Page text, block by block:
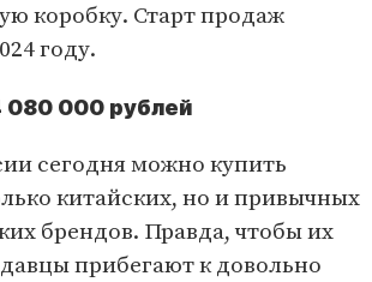
коробку. Старт продаж
году.
080 000 рублей
сегодня можно купить
китайских, но и привычных
брендов. Правда, чтобы их
прибегают к довольно